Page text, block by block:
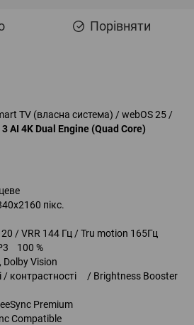
Порівняти
TV (власна система) / webOS 25 /
AI 4K Dual Engine (Quad Core)
пікс.
/ VRR 144 Гц / Tru motion 165Гц
100 %
Vision
/ контрастності / Brightness Booster
Premium
Compatible